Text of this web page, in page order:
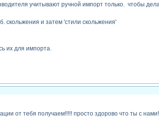
учитывают ручной импорт только. чтобы
скольжения и затем 'стили скольжения'
их для импорта.
от тебя получаем!!!!! просто здорово что ты с